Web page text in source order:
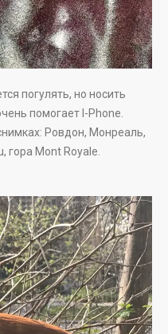
погулять, но носить
помогает I-Phone.
Ровдон, Монреаль,
гора Mont Royale.